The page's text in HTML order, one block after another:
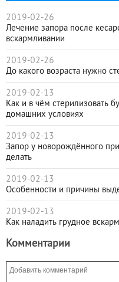
2019-02-26
Лечение запора после
вскармливании
2019-02-26
До какого возраста нужно
2019-02-13
Как и в чём стерилизовать
домашних условиях
2019-02-13
Запор у новорождённого
делать
2019-02-13
Особенности и причины
2019-02-13
Как наладить грудное
Комментарии